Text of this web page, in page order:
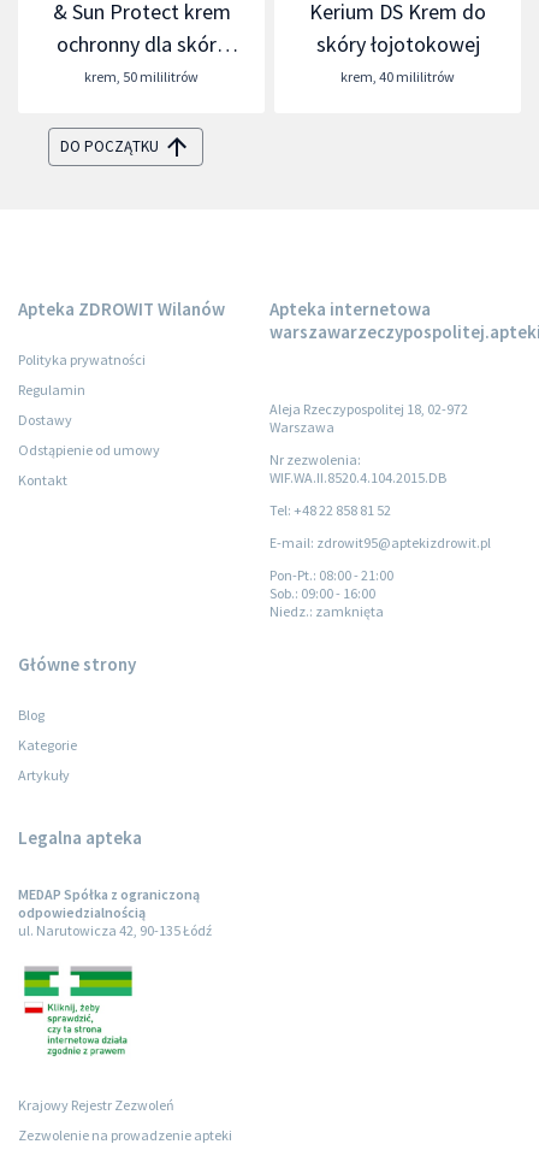
& Sun Protect krem
ochronny dla skóry
naczynkowej i z
SPF 50+
krem, 50 mililitrów
Kerium DS Krem do
skóry łojotokowej
krem, 40 mililitrów
DO POCZĄTKU
Apteka ZDROWIT Wilanów
Polityka prywatności
Regulamin
Dostawy
Odstąpienie od umowy
Kontakt
Apteka internetowa
Aleja Rzeczypospolitej 18, 02-972
Warszawa
Nr zezwolenia:
WIF.WA.II.8520.4.104.2015.DB
Tel: +48 22 858 81 52
E-mail: zdrowit95@aptekizdrowit.pl
Pon-Pt.: 08:00 - 21:00
Sob.: 09:00 - 16:00
Niedz.: zamknięta
Główne strony
Blog
Kategorie
Artykuły
Legalna apteka
MEDAP Spółka z ograniczoną
odpowiedzialnością
ul. Narutowicza 42, 90-135 Łódź
Krajowy Rejestr Zezwoleń
Zezwolenie na prowadzenie apteki